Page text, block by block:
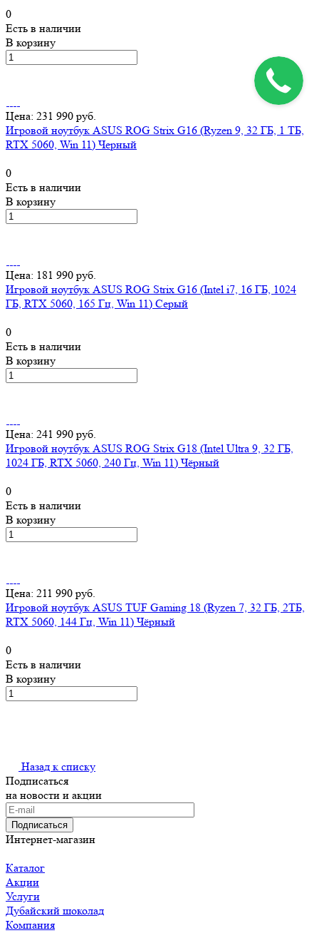
0
Есть в наличии
В корзину
Цена: 231 990 руб.
Игровой ноутбук ASUS ROG Strix G16 (Ryzen 9, 32 ГБ, 1 ТБ,
RTX 5060, Win 11) Черный
0
Есть в наличии
В корзину
Цена: 181 990 руб.
Игровой ноутбук ASUS ROG Strix G16 (Intel i7, 16 ГБ, 1024
ГБ, RTX 5060, 165 Гц, Win 11) Серый
0
Есть в наличии
В корзину
Цена: 241 990 руб.
Игровой ноутбук ASUS ROG Strix G18 (Intel Ultra 9, 32 ГБ,
1024 ГБ, RTX 5060, 240 Гц, Win 11) Чёрный
0
Есть в наличии
В корзину
Цена: 211 990 руб.
Игровой ноутбук ASUS TUF Gaming 18 (Ryzen 7, 32 ГБ, 2ТБ,
RTX 5060, 144 Гц, Win 11) Чёрный
0
Есть в наличии
В корзину
Назад к списку
Подписаться
на новости и акции
Подписаться
Интернет-магазин
Каталог
Акции
Услуги
Дубайский шоколад
Компания